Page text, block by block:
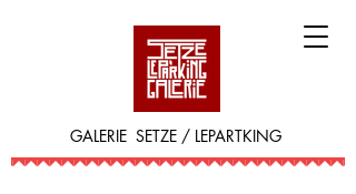
GALERIE SETZE / LEPARTKING